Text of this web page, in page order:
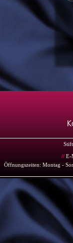
// E-
Öffnungszeiten: Montag -